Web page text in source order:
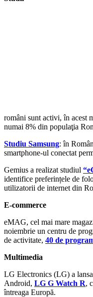
români sunt activi, în acest
numai 8% din populaţia
Studiu Samsung: în
smartphone-ul conectat
Gemius a realizat studiul
identifice preferințele de
utilizatorii de internet din
E-commerce
eMAG, cel mai mare
noiembrie un centru de
de activitate, 40 de
Multimedia
LG Electronics (LG) a
Android, LG G Watch R,
întreaga Europă.